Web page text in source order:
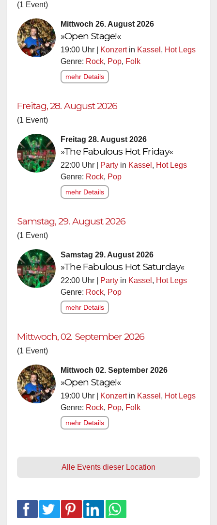
(1 Event)
Mittwoch 26. August 2026
»Open Stage!«
19:00 Uhr | Konzertin Kassel , Hot Legs
Genre: Rock, Pop, Folk
mehr Details
Freitag, 28. August 2026
(1 Event)
Freitag 28. August 2026
»The Fabulous Hot Friday«
22:00 Uhr | Party in Kassel , Hot Legs
Genre: Rock, Pop
mehr Details
Samstag, 29. August 2026
(1 Event)
Samstag 29. August 2026
»The Fabulous Hot Saturday«
22:00 Uhr | Party in Kassel , Hot Legs
Genre: Rock, Pop
mehr Details
Mittwoch, 02. September 2026
(1 Event)
Mittwoch 02. September 2026
»Open Stage!«
19:00 Uhr | Konzertin Kassel , Hot Legs
Genre: Rock, Pop, Folk
mehr Details
Alle Events dieser Location